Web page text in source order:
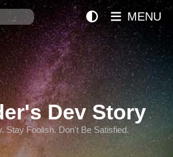
Search
Dev Story
Stay Foolish. Don't Be Satisfied.
MENU